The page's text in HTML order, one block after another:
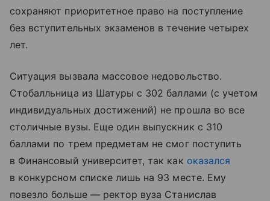
сохраняют приоритетное право на поступление
без вступительных экзаменов в течение четырех
лет.
Ситуация вызвала массовое недовольство.
Стобалльница из Шатуры с 302 баллами (с учетом
индивидуальных достижений) не прошла во все
столичные вузы. Еще один выпускник с 310
баллами по трем предметам не смог поступить
в Финансовый университет, так как оказался
в конкурсном списке лишь на 93 месте. Ему
повезло больше — ректор вуза Станислав